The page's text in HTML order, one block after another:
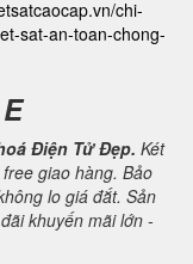
chi-
sat-an-toan-chong-
Điện Tử Đẹp. Két
giao hàng. Bảo
lo giá đắt. Sản
khuyến mãi lớn -